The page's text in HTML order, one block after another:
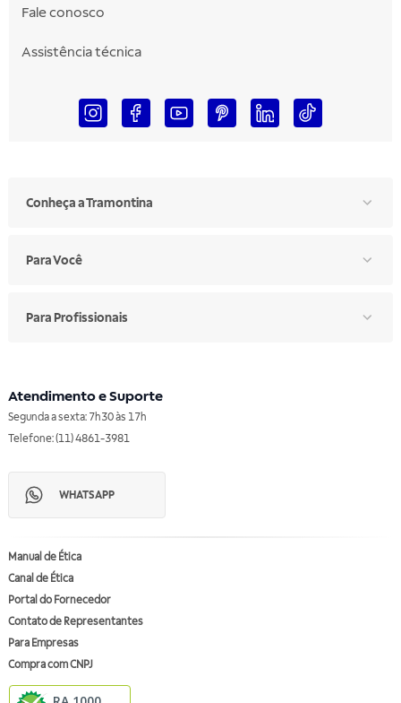
Fale conosco
Assistência técnica
Conheça a Tramontina
Para Você
Para Profissionais
Atendimento e Suporte
Segunda a sexta: 7h30 às 17h
Telefone: (11) 4861-3981
WHATSAPP
Manual de Ética
Canal de Ética
Portal do Fornecedor
Contato de Representantes
Para Empresas
Compra com CNPJ